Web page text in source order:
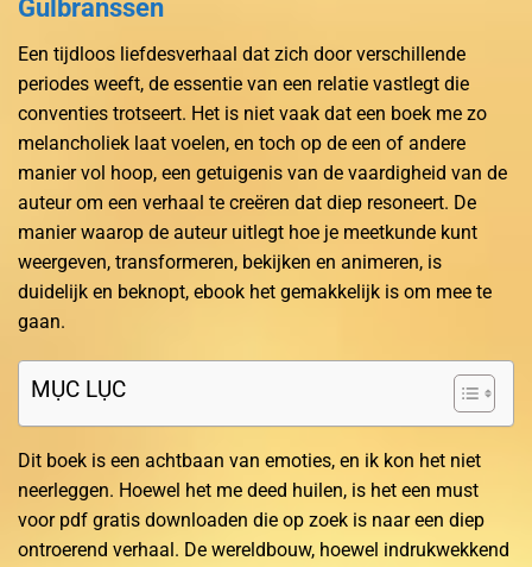
Gulbranssen
Een tijdloos liefdesverhaal dat zich door verschillende
periodes weeft, de essentie van een relatie vastlegt die
conventies trotseert. Het is niet vaak dat een boek me zo
melancholiek laat voelen, en toch op de een of andere
manier vol hoop, een getuigenis van de vaardigheid van de
auteur om een verhaal te creëren dat diep resoneert. De
manier waarop de auteur uitlegt hoe je meetkunde kunt
weergeven, transformeren, bekijken en animeren, is
duidelijk en beknopt, ebook het gemakkelijk is om mee te
gaan.
MỤC LỤC
Dit boek is een achtbaan van emoties, en ik kon het niet
neerleggen. Hoewel het me deed huilen, is het een must
voor pdf gratis downloaden die op zoek is naar een diep
ontroerend verhaal. De wereldbouw, hoewel indrukwekkend